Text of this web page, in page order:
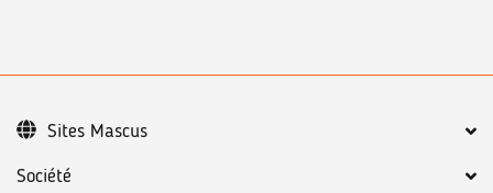
Société
Sites Mascus